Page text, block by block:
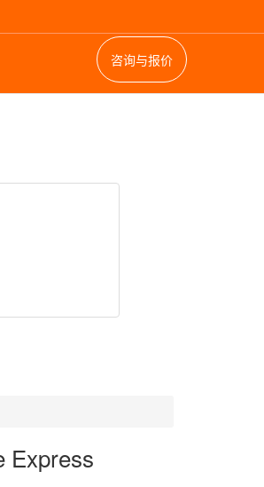
咨询与报价
Express